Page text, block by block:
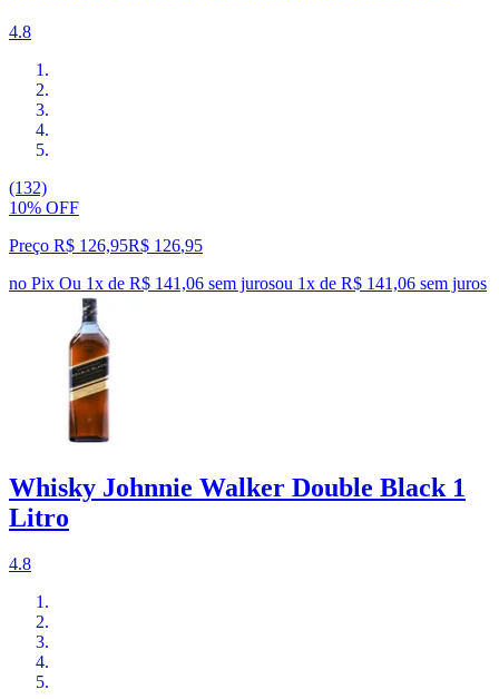
4.8
(132)
10% OFF
Preço R$ 126,95R$ 126,95
no Pix Ou 1x de R$ 141,06 sem jurosou 1x de R$ 141,06 sem juros
Whisky Johnnie Walker Double Black 1
Litro
4.8